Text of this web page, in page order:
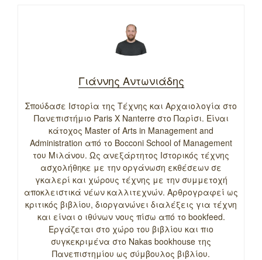
Γιάννης Αντωνιάδης
Σπούδασε Ιστορία της Τέχνης και Αρχαιολογία στο
Πανεπιστήμιο Paris X Nanterre στο Παρίσι. Είναι
κάτοχος Master of Arts in Management and
Administration από το Bocconi School of Management
του Μιλάνου. Ως ανεξάρτητος Ιστορικός τέχνης
ασχολήθηκε με την οργάνωση εκθέσεων σε
γκαλερί και χώρους τέχνης με την συμμετοχή
αποκλειστικά νέων καλλιτεχνών. Αρθρογραφεί ως
κριτικός βιβλίου, διοργανώνει διαλέξεις για τέχνη
και είναι ο ιθύνων νους πίσω από το bookfeed.
Εργάζεται στο χώρο του βιβλίου και πιο
συγκεκριμένα στο Nakas bookhouse της
Πανεπιστημίου ως σύμβουλος βιβλίου.